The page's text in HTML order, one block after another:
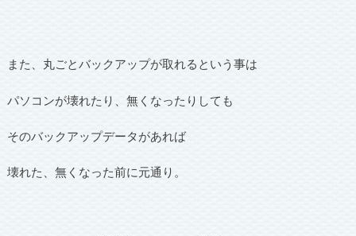
また、丸ごとバックアップが取れるという事は
パソコンが壊れたり、無くなったりしても
そのバックアップデータがあれば
壊れた、無くなった前に元通り。